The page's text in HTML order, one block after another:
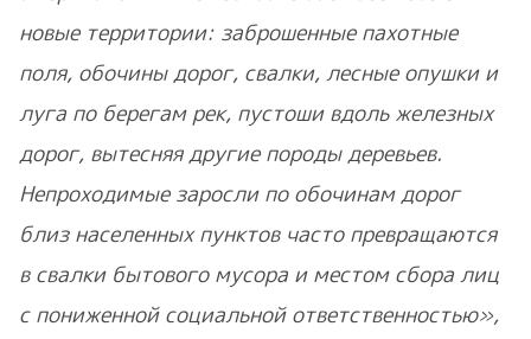
новые территории: заброшенные пахотные
поля, обочины дорог, свалки, лесные опушки и
луга по берегам рек, пустоши вдоль железных
дорог, вытесняя другие породы деревьев.
Непроходимые заросли по обочинам дорог
близ населенных пунктов часто превращаются
в свалки бытового мусора и местом сбора лиц
с пониженной социальной ответственностью»,